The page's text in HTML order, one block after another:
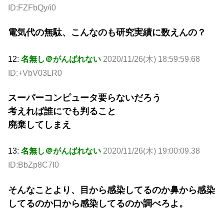
ID:FZFbQy/i0
電気代の無駄、こんなのも研究実績に数えんの？
12: 名無し＠がんばれない 2020/11/26(木) 18:59:59.68
ID:+VbV03LR0
スーパーコンピュータ要らないだろう
考えれば誰にでも判ること
廃棄してしまえ
13: 名無し＠がんばれない 2020/11/26(木) 19:00:09.38
ID:BbZp8C7I0
そんなことより、目から感染してるのか鼻から感染
してるのか口から感染してるのか調べろよ。